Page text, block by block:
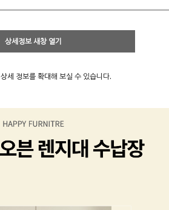
상세정보 새창 열기
상세 정보를 확대해 보실 수 있습니다.